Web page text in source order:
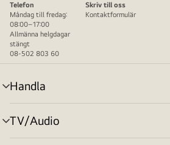
Telefon
Måndag till fredag:
08:00–17:00
Allmänna helgdagar
stängt
08-502 803 60
Skriv till oss
Kontaktformulär
Handla
menyväxling
TV/Audio
menyväxling